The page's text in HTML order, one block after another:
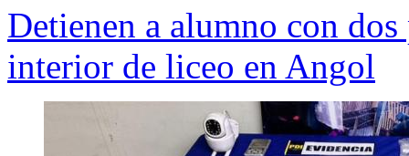
Detienen a alumno con
interior de liceo en Angol